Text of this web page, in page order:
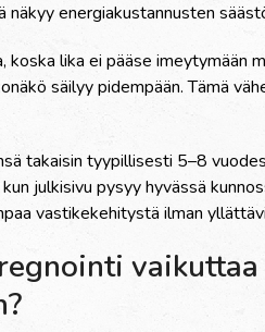
energiakustannusten
lika ei pääse imeytymään
säilyy pidempään. Tämä
takaisin tyypillisesti 5–8
kun julkisivu pysyy hyvässä
vastikekehitystä ilman
vaikuttaa